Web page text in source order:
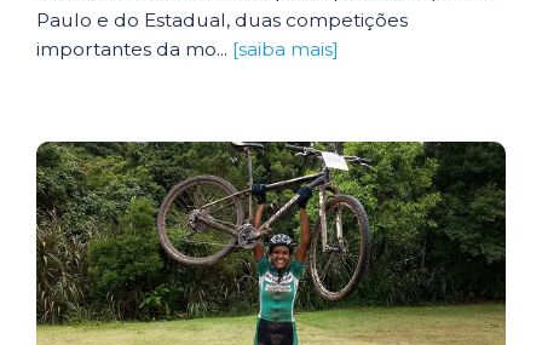
Paulo e do Estadual, duas competições
importantes da mo... [saiba mais]